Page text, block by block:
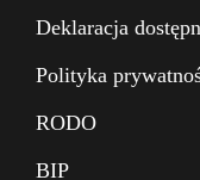
Deklaracja
Polityka
RODO
BIP